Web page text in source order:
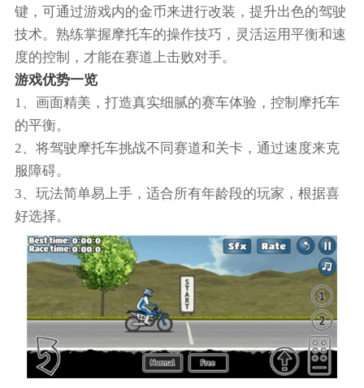
键，可通过游戏内的金币来进行改装，提升出色的驾驶
技术。熟练掌握摩托车的操作技巧，灵活运用平衡和速
度的控制，才能在赛道上击败对手。
游戏优势一览
1、画面精美，打造真实细腻的赛车体验，控制摩托车
的平衡。
2、将驾驶摩托车挑战不同赛道和关卡，通过速度来克
服障碍。
3、玩法简单易上手，适合所有年龄段的玩家，根据喜
好选择。